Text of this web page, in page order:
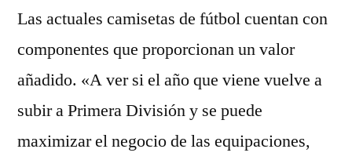
Las actuales camisetas de fútbol cuentan con
componentes que proporcionan un valor
añadido. «A ver si el año que viene vuelve a
subir a Primera División y se puede
maximizar el negocio de las equipaciones,